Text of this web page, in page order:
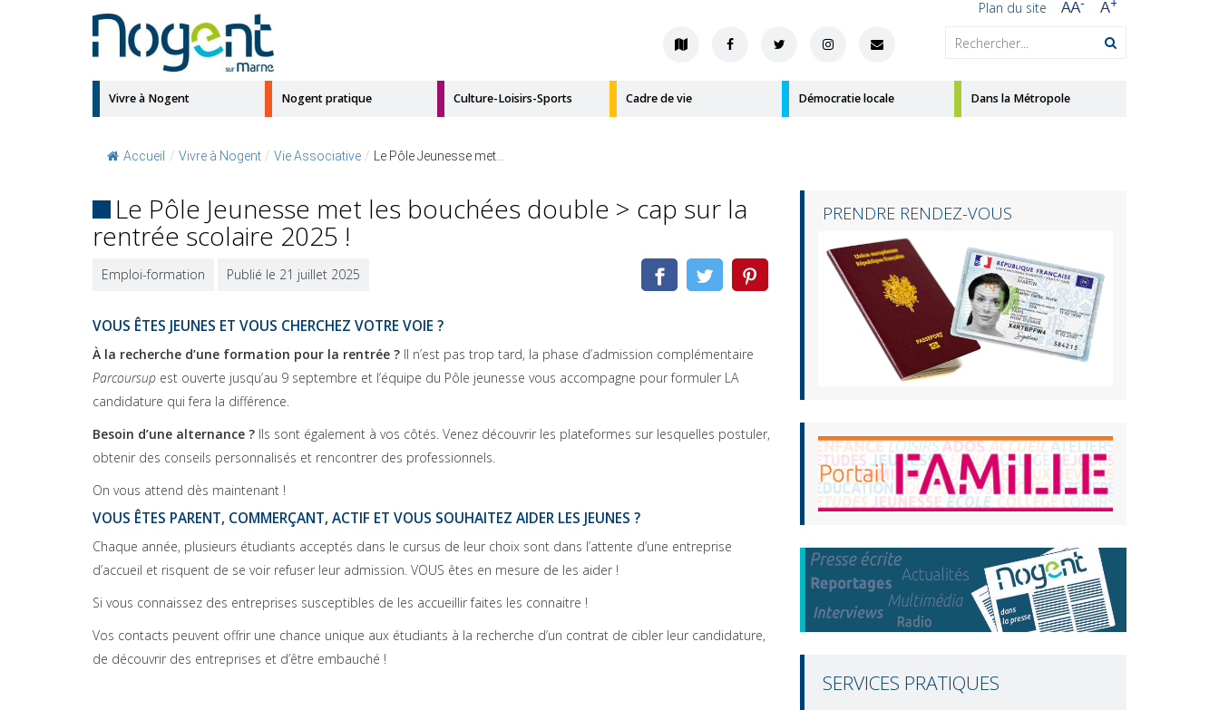
Plan du site
Vivre à Nogent Nogent pratique Culture-Loisirs-Sports Cadre de vie Démocratie locale Dans la Métropole
Accueil / Vivre à Nogent / Vie Associative / Le Pôle Jeunesse met...
Le Pôle Jeunesse met les bouchées double > cap sur la
rentrée scolaire 2025 !
Emploi-formation Publié le 21 juillet 2025
VOUS ÊTES JEUNES ET VOUS CHERCHEZ VOTRE VOIE ?
À la recherche d’une formation pour la rentrée ? Il n’est pas trop tard, la phase d’admission complémentaire
Parcoursup est ouverte jusqu’au 9 septembre et l’équipe du Pôle jeunesse vous accompagne pour formuler LA
candidature qui fera la différence.
Besoin d’une alternance ? Ils sont également à vos côtés. Venez découvrir les plateformes sur lesquelles postuler,
obtenir des conseils personnalisés et rencontrer des professionnels.
On vous attend dès maintenant !
VOUS ÊTES PARENT, COMMERÇANT, ACTIF ET VOUS SOUHAITEZ AIDER LES JEUNES ?
Chaque année, plusieurs étudiants acceptés dans le cursus de leur choix sont dans l’attente d’une entreprise
d’accueil et risquent de se voir refuser leur admission. VOUS êtes en mesure de les aider !
Si vous connaissez des entreprises susceptibles de les accueillir faites les connaitre !
Vos contacts peuvent offrir une chance unique aux étudiants à la recherche d’un contrat de cibler leur candidature,
de découvrir des entreprises et d’être embauché !
PRENDRE RENDEZ-VOUS
SERVICES PRATIQUES